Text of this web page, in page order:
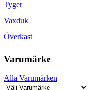
Tyger
Vaxduk
Överkast
Varumärke
Alla Varumärken